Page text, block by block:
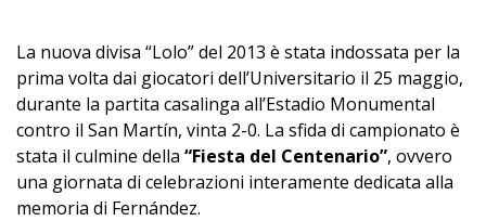
La nuova divisa “Lolo” del 2013 è stata indossata per la
prima volta dai giocatori dell’Universitario il 25 maggio,
durante la partita casalinga all’Estadio Monumental
contro il San Martín, vinta 2-0. La sfida di campionato è
stata il culmine della “Fiesta del Centenario”, ovvero
una giornata di celebrazioni interamente dedicata alla
memoria di Fernández.